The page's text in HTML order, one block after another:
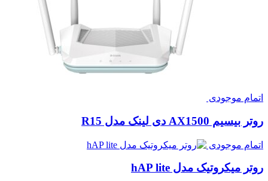
اتمام موجودی
روتر بیسیم AX1500 دی لینک مدل R15
اتمام موجودی
روتر میکروتیک مدل hAP lite